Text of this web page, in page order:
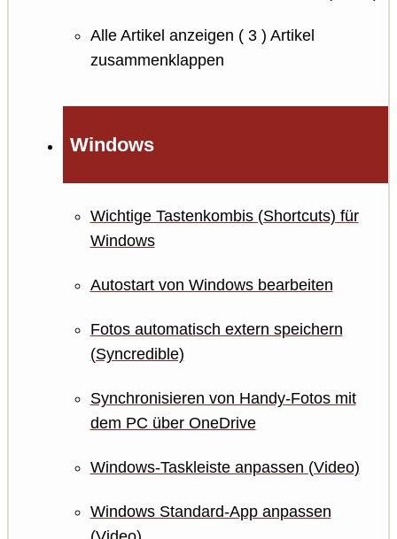
Alle Artikel anzeigen ( 3 ) Artikel
zusammenklappen
Windows
Wichtige Tastenkombis (Shortcuts) für
Windows
Autostart von Windows bearbeiten
Fotos automatisch extern speichern
(Syncredible)
Synchronisieren von Handy-Fotos mit
dem PC über OneDrive
Windows-Taskleiste anpassen (Video)
Windows Standard-App anpassen